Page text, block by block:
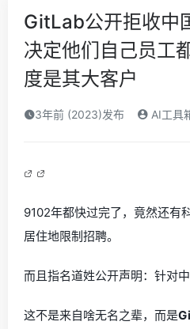
GitLab公开拒收中
决定他们自己员工
度是其大客户
3年前 (2023)发布 AI工具
9102年都快过完了，竟然还有
居住地限制招聘。
而且指名道姓公开声明：针对中
这不是来自啥无名之辈，而是